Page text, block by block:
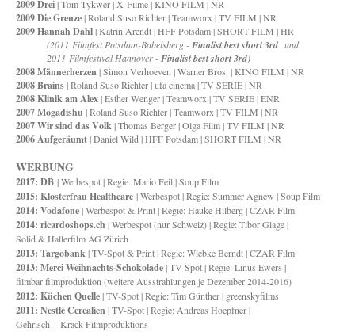
2009 Drei| Tom Tykwer | X-Filme | KINO FILM | NR
2009 Die Grenze| Roland Suso Richter | Teamworx | TV FILM | NR
2009 Hannah Dahl| Katrin Arendt | HFF Potsdam | SHORT FILM | HR
(2011 Filmfest Potsdam-Babelsberg -Finalist best short 3rd und
2011 Filmfestival Hannover -Finalist best short 3rd)
2008 Männerherzen | Simon Verhoeven | Warner Bros. | KINO FILM | NR
2008 Brains| Roland Suso Richter | ufa cinema | TV SERIE | NR
2008 Klinik am Alex| Esther Wenger | Teamworx | TV SERIE | ENR
2007 Mogadishu| Roland Suso Richter | Teamworx | TV FILM | NR
2007 Wir sind das Volk| Thomas Berger | Olga Film | TV FILM | NR
2006 Aufgeräumt| Daniel Wild | HFF Potsdam | SHORT FILM | NR
WERBUNG
2017: DB | Werbespot | Regie: Mario Feil | Soup Film
2015: Klosterfrau Healthcare | Werbespot | Regie: Summer Agnew | Soup Film
2014: Vodafone| Werbespot & Print | Regie: Hauke Hilberg | CZAR Film
2014: ricardoshops.ch | Werbespot (nur Schweiz) | Regie: Tibor Glage |
Solid & Hallerfilm AG Zürich
2013: Targobank| TV-Spot & Print | Regie: Wiebke Berndt | CZAR Film
2013: Merci Weihnachts-Schokolade| TV-Spot | Regie: Linus Ewers |
filmbar filmproduktion (weitere Ausstrahlungen je Dezember 2014-2016)
2012: Küchen Quelle| TV-Spot | Regie: Tim Günther | greenskyfilms
2011: Nestlè Cerealien | TV-Spot | Regie: Andreas Hoepfner |
Gehrisch + Krack Filmproduktions